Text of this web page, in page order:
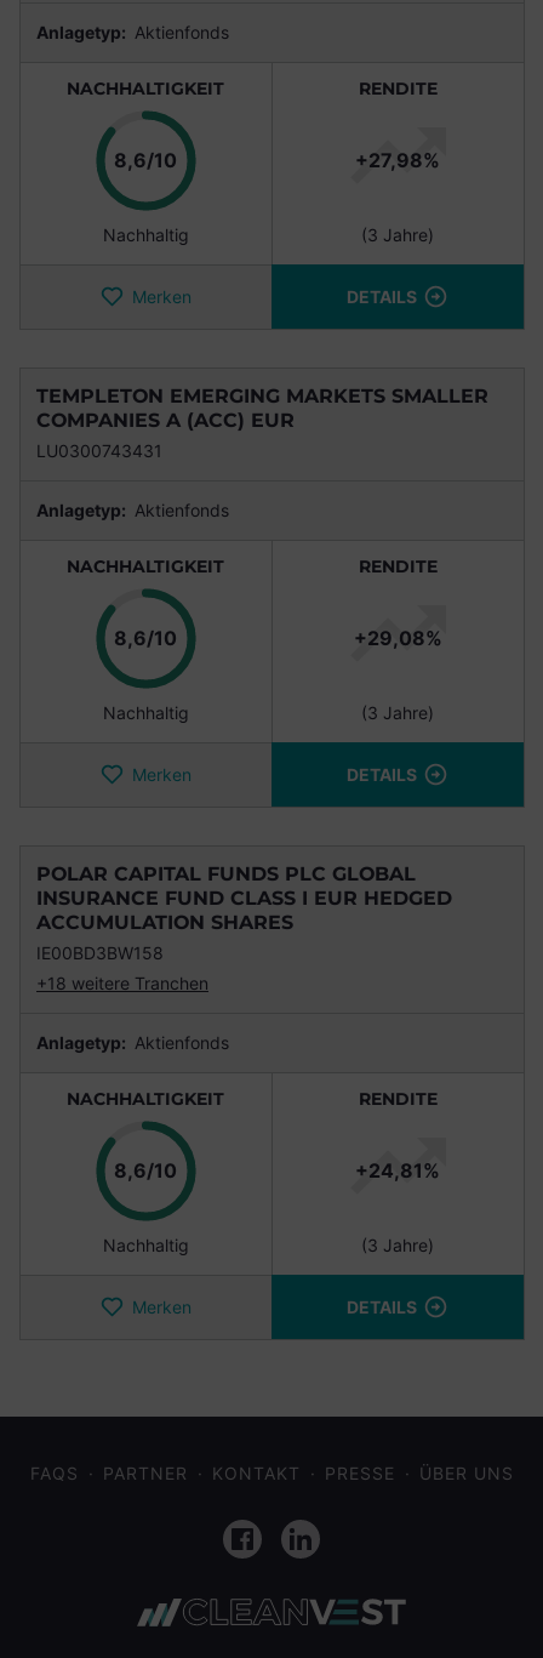
Anlagetyp: Aktienfonds
NACHHALTIGKEIT
8,6/10 Punkte
Nachhaltig
RENDITE
+27,98%
(3 Jahre)
Merken DETAILS
TEMPLETON EMERGING MARKETS SMALLER
COMPANIES A (ACC) EUR
LU0300743431
Anlagetyp: Aktienfonds
NACHHALTIGKEIT
8,6/10 Punkte
Nachhaltig
RENDITE
+29,08%
(3 Jahre)
Merken DETAILS
POLAR CAPITAL FUNDS PLC GLOBAL
INSURANCE FUND CLASS I EUR HEDGED
ACCUMULATION SHARES
IE00BD3BW158
+18 weitere Tranchen
Anlagetyp: Aktienfonds
NACHHALTIGKEIT
8,6/10 Punkte
Nachhaltig
RENDITE
+24,81%
(3 Jahre)
Merken DETAILS
FAQS PARTNER KONTAKT PRESSE ÜBER UNS
FacebookLinkedIn